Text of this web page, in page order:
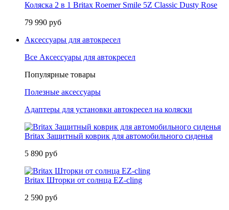
Коляска 2 в 1 Britax Roemer Smile 5Z Classic Dusty Rose
79 990 руб
Аксессуары для автокресел
Все Аксессуары для автокресел
Популярные товары
Полезные аксессуары
Адаптеры для установки автокресел на коляски
Britax Защитный коврик для автомобильного сиденья
5 890 руб
Britax Шторки от солнца EZ-cling
2 590 руб